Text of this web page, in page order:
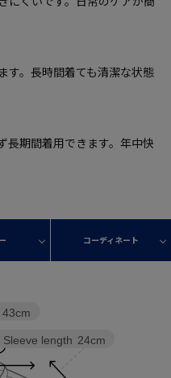
す。長時間着ても清潔な状態
長期間着用できます。年中快
コーディネート
Sleeve length 24cm
43cm